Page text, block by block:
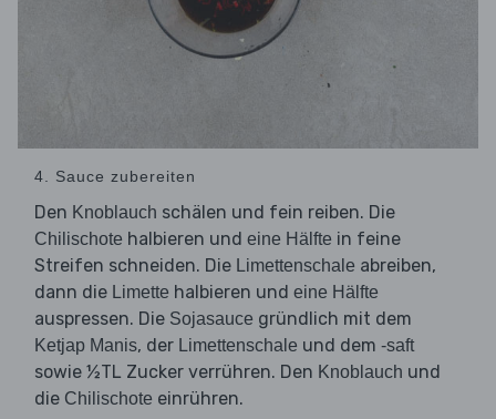
4. Sauce zubereiten
Den Knoblauch schälen und fein reiben. Die
Chilischote halbieren und eine Hälfte in feine
Streifen schneiden. Die Limettenschale abreiben,
dann die Limette halbieren und eine Hälfte
auspressen. Die Sojasauce gründlich mit dem
Ketjap Manis, der Limettenschale und dem -saft
sowie ½TL Zucker verrühren. Den Knoblauch und
die Chilischote einrühren.